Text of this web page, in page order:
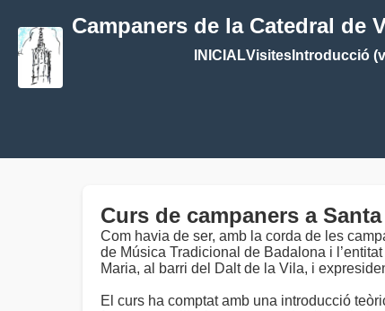
Campaners de la Catedral de
INICIALVisitesIntroducció
Curs de campaners a
Com havia de ser, amb la corda de les
de Música Tradicional de Badalona i
Maria, al barri del Dalt de la Vila, i
El curs ha comptat amb una introducció